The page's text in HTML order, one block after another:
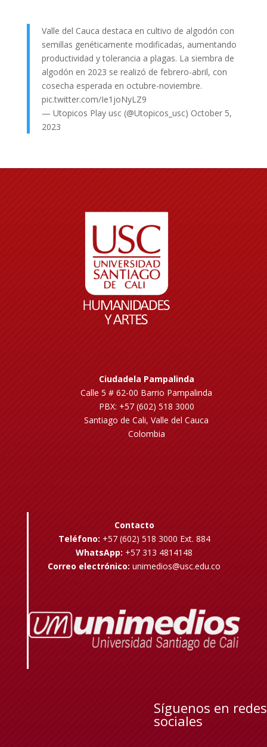
Valle del Cauca destaca en cultivo de algodón con
semillas genéticamente modificadas, aumentando
productividad y tolerancia a plagas. La siembra de
algodón en 2023 se realizó de febrero-abril, con
cosecha esperada en octubre-noviembre.
pic.twitter.com/Ie1joNyLZ9
— Utopicos Play usc (@Utopicos_usc) October 5,
2023
Ciudadela Pampalinda
Calle 5 # 62-00 Barrio Pampalinda
PBX: +57 (602) 518 3000
Santiago de Cali, Valle del Cauca
Colombia
Contacto
Teléfono: +57 (602) 518 3000 Ext. 884
WhatsApp: +57 313 4814148
Correo electrónico: unimedios@usc.edu.co
Síguenos en redes
sociales